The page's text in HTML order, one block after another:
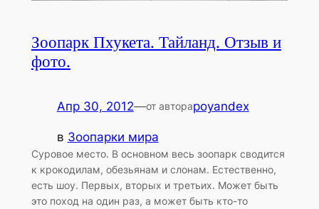
Зоопарк Пхукета. Тайланд. Отзыв и
фото.
Апр 30, 2012—от автораpoyandex
в Зоопарки мира
Суровое место. В основном весь зоопарк сводится
к крокодилам, обезьянам и слонам. Естественно,
есть шоу. Первых, вторых и третьих. Может быть
это поход на один раз, а может быть кто-то